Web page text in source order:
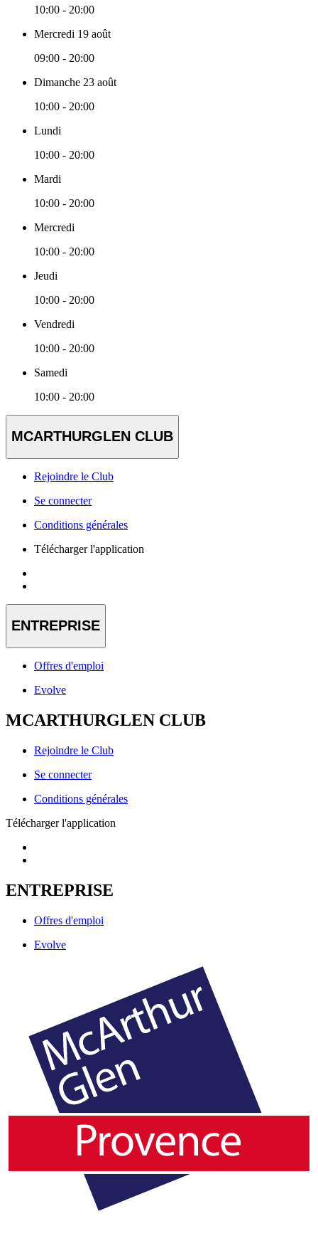
10:00 - 20:00
Mercredi 19 août
09:00 - 20:00
Dimanche 23 août
10:00 - 20:00
Lundi
10:00 - 20:00
Mardi
10:00 - 20:00
Mercredi
10:00 - 20:00
Jeudi
10:00 - 20:00
Vendredi
10:00 - 20:00
Samedi
10:00 - 20:00
MCARTHURGLEN CLUB
Rejoindre le Club
Se connecter
Conditions générales
Télécharger l'application
ENTREPRISE
Offres d'emploi
Evolve
MCARTHURGLEN CLUB
Rejoindre le Club
Se connecter
Conditions générales
Télécharger l'application
ENTREPRISE
Offres d'emploi
Evolve